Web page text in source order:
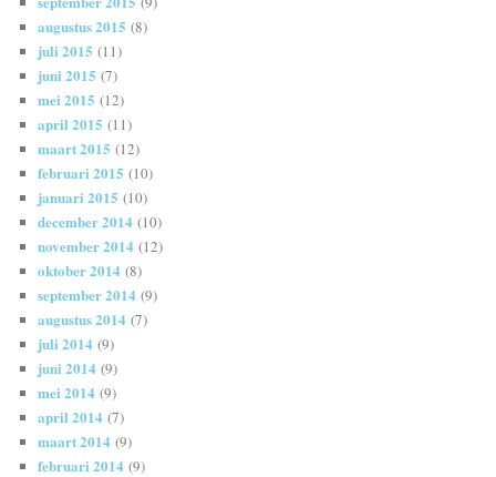
augustus 2015 (8)
juli 2015 (11)
juni 2015 (7)
mei 2015 (12)
april 2015 (11)
maart 2015 (12)
februari 2015 (10)
januari 2015 (10)
december 2014 (10)
november 2014 (12)
oktober 2014 (8)
september 2014 (9)
augustus 2014 (7)
juli 2014 (9)
juni 2014 (9)
mei 2014 (9)
april 2014 (7)
maart 2014 (9)
februari 2014 (9)